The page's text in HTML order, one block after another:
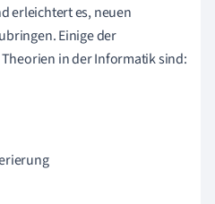
erleichtert es, neuen
Einige der
in der Informatik sind: